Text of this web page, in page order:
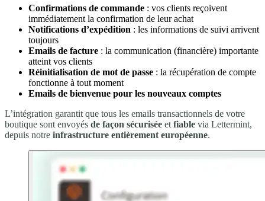
Confirmations de commande : vos clients reçoivent
immédiatement la confirmation de leur achat
Notifications d’expédition : les informations de suivi arrivent
toujours
Emails de facture : la communication (financière) importante
atteint vos clients
Réinitialisation de mot de passe : la récupération de compte
fonctionne à tout moment
Emails de bienvenue pour les nouveaux comptes
L’intégration garantit que tous les emails transactionnels de votre
boutique sont envoyés de façon sécurisée et fiable via Lettermint,
depuis notre infrastructure entièrement européenne.